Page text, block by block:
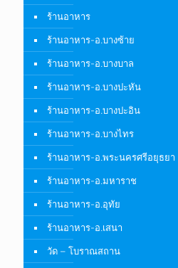
ร้านอาหาร
ร้านอาหาร-อ.บางซ้าย
ร้านอาหาร-อ.บางบาล
ร้านอาหาร-อ.บางปะหัน
ร้านอาหาร-อ.บางปะอิน
ร้านอาหาร-อ.บางไทร
ร้านอาหาร-อ.พระนครศรีอยุธยา
ร้านอาหาร-อ.มหาราช
ร้านอาหาร-อ.อุทัย
ร้านอาหาร-อ.เสนา
วัด – โบราณสถาน